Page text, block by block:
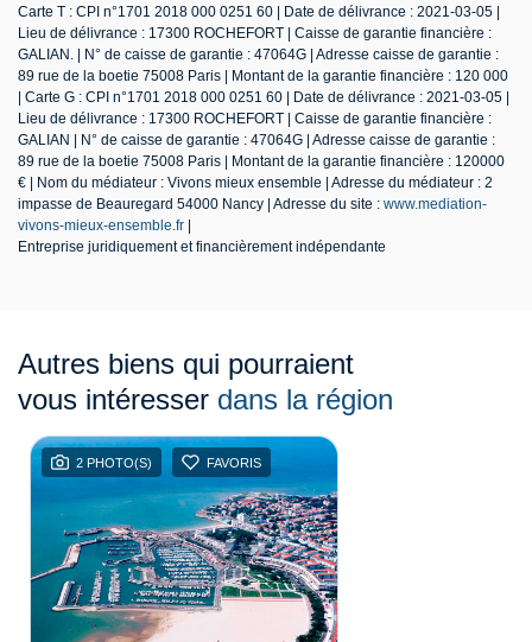
Carte T : CPI n°1701 2018 000 0251 60 | Date de délivrance : 2021-03-05 |
Lieu de délivrance : 17300 ROCHEFORT | Caisse de garantie financière :
GALIAN. | N° de caisse de garantie : 47064G | Adresse caisse de garantie :
89 rue de la boetie 75008 Paris | Montant de la garantie financière : 120 000
| Carte G : CPI n°1701 2018 000 0251 60 | Date de délivrance : 2021-03-05 |
Lieu de délivrance : 17300 ROCHEFORT | Caisse de garantie financière :
GALIAN | N° de caisse de garantie : 47064G | Adresse caisse de garantie :
89 rue de la boetie 75008 Paris | Montant de la garantie financière : 120000
€ | Nom du médiateur : Vivons mieux ensemble | Adresse du médiateur : 2
impasse de Beauregard 54000 Nancy | Adresse du site : www.mediation-
vivons-mieux-ensemble.fr |
Entreprise juridiquement et financièrement indépendante
Autres biens qui pourraient
vous intéresser dans la région
2 PHOTO(S) FAVORIS